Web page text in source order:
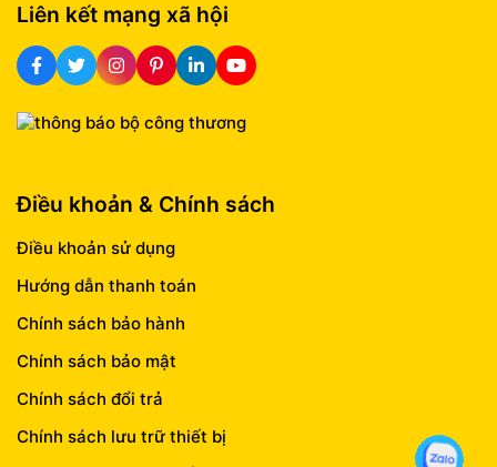
Liên kết mạng xã hội
Điều khoản & Chính sách
Điều khoản sử dụng
Hướng dẫn thanh toán
Chính sách bảo hành
Chính sách bảo mật
Chính sách đổi trả
Chính sách lưu trữ thiết bị